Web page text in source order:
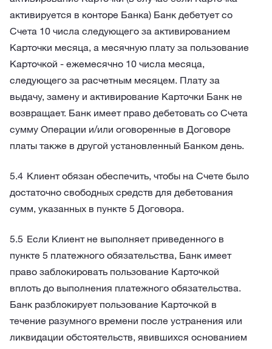
активируется в конторе Банка) Банк дебетует со
Счета 10 числа следующего за активированием
Карточки месяца, а месячную плату за пользование
Карточкой - ежемесячно 10 числа месяца,
следующего за расчетным месяцем. Плату за
выдачу, замену и активирование Карточки Банк не
возвращает. Банк имеет право дебетовать со Счета
сумму Операции и/или оговоренные в Договоре
платы также в другой установленный Банком день.
Клиент обязан обеспечить, чтобы на Счете было
достаточно свободных средств для дебетования
сумм, указанных в пункте 5 Договора.
Если Клиент не выполняет приведенного в
пункте 5 платежного обязательства, Банк имеет
право заблокировать пользование Карточкой
вплоть до выполнения платежного обязательства.
Банк разблокирует пользование Карточкой в
течение разумного времени после устранения или
ликвидации обстоятельств, явившихся основанием